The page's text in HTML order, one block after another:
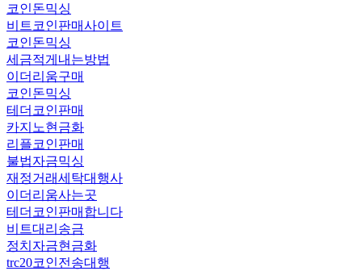
코인돈믹싱
비트코인판매사이트
코인돈믹싱
세금적게내는방법
이더리움구매
코인돈믹싱
테더코인판매
카지노현금화
리플코인판매
불법자금믹싱
재정거래세탁대행사
이더리움사는곳
테더코인판매합니다
비트대리송금
정치자금현금화
trc20코인전송대행